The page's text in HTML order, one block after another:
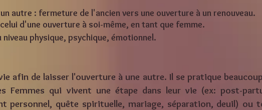
autre : fermeture de l'ancien vers une ouverture à un renouveau.
d'une ouverture à soi-même, en tant que femme.
physique, psychique, émotionnel.
afin de laisser l'ouverture à une autre. Il se pratique
Femmes qui vivent une étape dans leur vie (ex: post-
personnel, quête spirituelle, mariage, séparation, deuil) ou